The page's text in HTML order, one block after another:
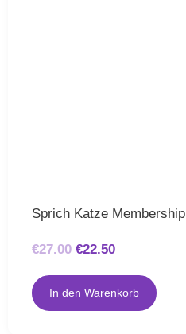
Sprich Katze Membership
€27.00 €22.50
In den Warenkorb